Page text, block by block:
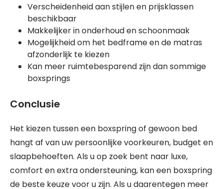
Verscheidenheid aan stijlen en prijsklassen
beschikbaar
Makkelijker in onderhoud en schoonmaak
Mogelijkheid om het bedframe en de matras
afzonderlijk te kiezen
Kan meer ruimtebesparend zijn dan sommige
boxsprings
Conclusie
Het kiezen tussen een boxspring of gewoon bed
hangt af van uw persoonlijke voorkeuren, budget en
slaapbehoeften. Als u op zoek bent naar luxe,
comfort en extra ondersteuning, kan een boxspring
de beste keuze voor u zijn. Als u daarentegen meer